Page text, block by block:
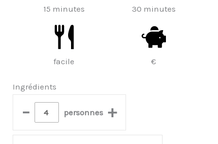
15 minutes 30 minutes
facile €
Ingrédients
– personnes +